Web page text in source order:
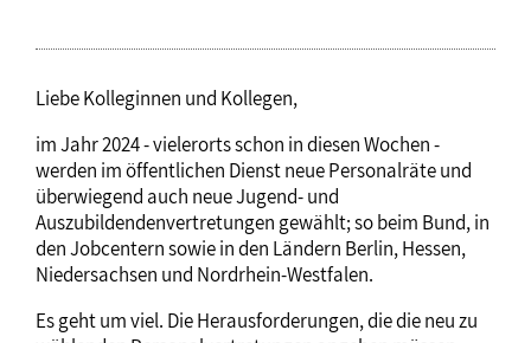
Liebe Kolleginnen und Kollegen,
im Jahr 2024 - vielerorts schon in diesen Wochen -
werden im öffentlichen Dienst neue Personalräte und
überwiegend auch neue Jugend- und
Auszubildendenvertretungen gewählt; so beim Bund, in
den Jobcentern sowie in den Ländern Berlin, Hessen,
Niedersachsen und Nordrhein-Westfalen.
Es geht um viel. Die Herausforderungen, die die neu zu